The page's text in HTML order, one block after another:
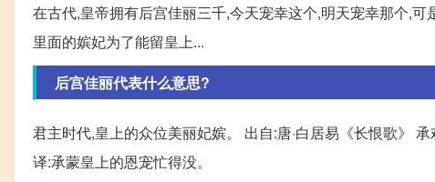
在古代,皇帝拥有后宫佳丽三千,今天宠幸这个,明天宠幸那个,
里面的嫔妃为了能留皇上...
后宫佳丽代表什么意思?
君主时代,皇上的众位美丽妃嫔。 出自:唐·白居易《长恨歌》
译:承蒙皇上的恩宠忙得没。